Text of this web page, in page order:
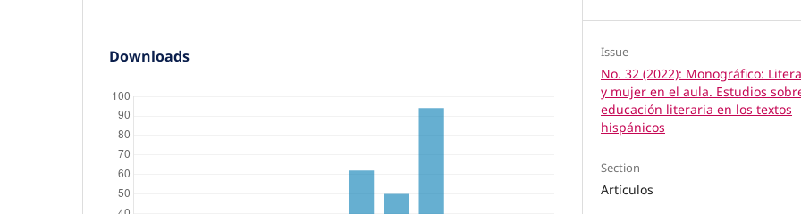
Downloads Issue
No. 32 (2022): Monográfico:
y mujer en el aula. Estudios
educación literaria en los textos
hispánicos
Section
Artículos